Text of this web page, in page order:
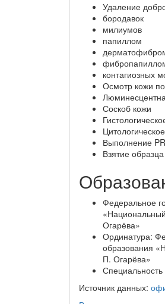
Удаление
бородавок
милиумов
папиллом
контагиозных
Осмотр кожи
Соскоб кожи
Выполнение
Взятие
Федеральное
Огарёва»
Ординатура:
образования
П. Огарёва»
Источник данных: